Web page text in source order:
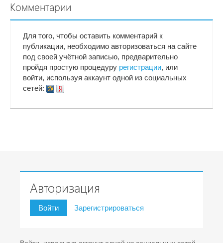
Комментарии
Для того, чтобы оставить комментарий к
публикации, необходимо авторизоваться на сайте
под своей учётной записью, предварительно
пройдя простую процедуру регистрации, или
войти, используя аккаунт одной из социальных
сетей:
Авторизация
Войти Зарегистрироваться